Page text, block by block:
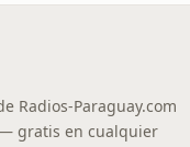
Radios-Paraguay.com
gratis en cualquier